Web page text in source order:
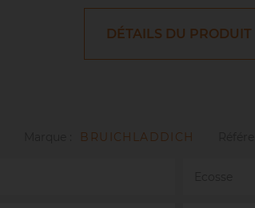
DÉTAILS DU PRODUIT
BRUICHLADDICH